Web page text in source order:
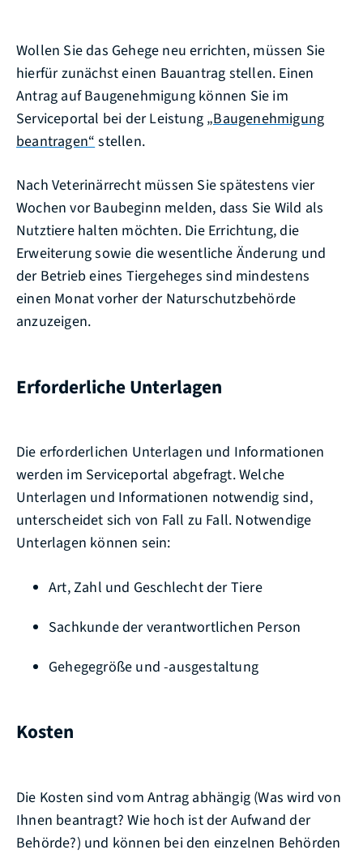
Wollen Sie das Gehege neu errichten, müssen Sie
hierfür zunächst einen Bauantrag stellen. Einen
Antrag auf Baugenehmigung können Sie im
Serviceportal bei der Leistung „Baugenehmigung
beantragen“stellen.
Nach Veterinärrecht müssen Sie spätestens vier
Wochen vor Baubeginn melden, dass Sie Wild als
Nutztiere halten möchten. Die Errichtung, die
Erweiterung sowie die wesentliche Änderung und
der Betrieb eines Tiergeheges sind mindestens
einen Monat vorher der Naturschutzbehörde
anzuzeigen.
Erforderliche Unterlagen
Die erforderlichen Unterlagen und Informationen
werden im Serviceportal abgefragt. Welche
Unterlagen und Informationen notwendig sind,
unterscheidet sich von Fall zu Fall. Notwendige
Unterlagen können sein:
Art, Zahl und Geschlecht der Tiere
Sachkunde der verantwortlichen Person
Gehegegröße und -ausgestaltung
Kosten
Die Kosten sind vom Antrag abhängig (Was wird von
Ihnen beantragt? Wie hoch ist der Aufwand der
Behörde?) und können bei den einzelnen Behörden